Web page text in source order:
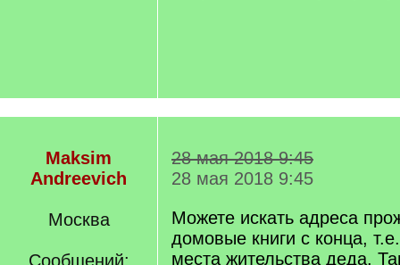
Maksim
Andreevich
Москва
Сообщений:
28 мая 2018 9:45
28 мая 2018 9:45
Можете искать адреса
домовые книги с конца,
места жительства деда.